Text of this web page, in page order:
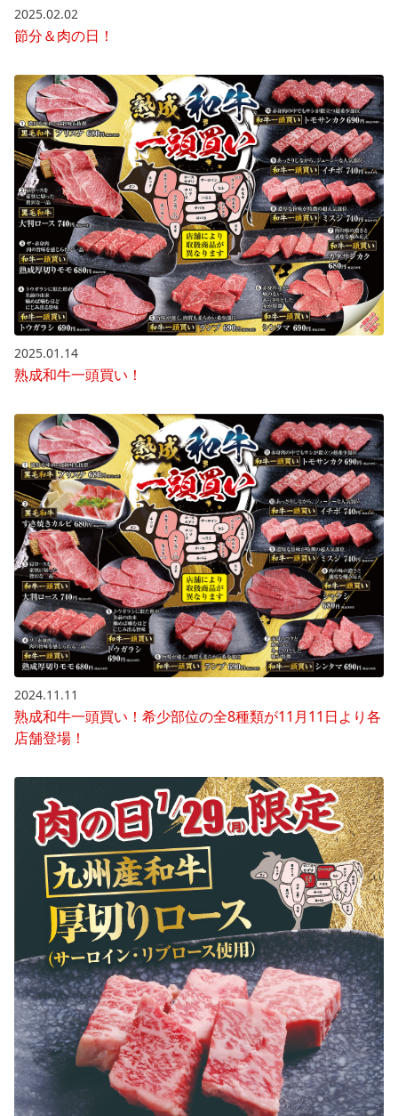
2025.02.02
節分＆肉の日！
2025.01.14
熟成和牛一頭買い！
2024.11.11
熟成和牛一頭買い！希少部位の全8種類が11月11日より各
店舗登場！